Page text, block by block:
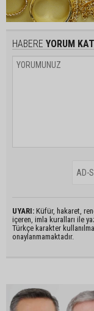
HABERE YORUM KAT
UYARI: Küfür, hakaret,
içeren, imla kuralları ile
Türkçe karakter
onaylanmamaktadır.